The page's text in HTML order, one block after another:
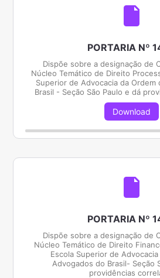
PORTARIA Nº
Dispõe sobre a designação de
Núcleo Temático de Direito
Superior de Advocacia da Ordem
Brasil - Seção São Paulo e dá
Download
PORTARIA Nº
Dispõe sobre a designação de
Núcleo Temático de Direito
Escola Superior de
Advogados do Brasil- Seção
providências